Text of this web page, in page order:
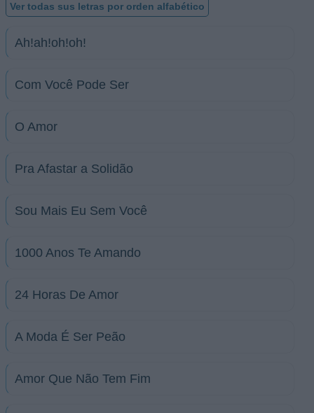
Ver todas sus letras por orden alfabético
Ah!ah!oh!oh!
Com Você Pode Ser
O Amor
Pra Afastar a Solidão
Sou Mais Eu Sem Você
1000 Anos Te Amando
24 Horas De Amor
A Moda É Ser Peão
Amor Que Não Tem Fim